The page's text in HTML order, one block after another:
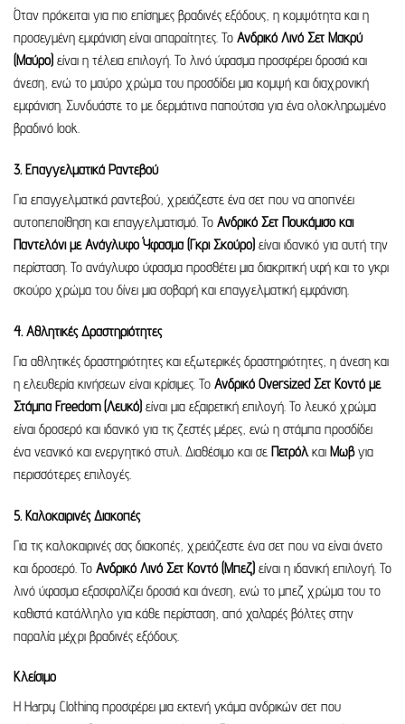
Όταν πρόκειται για πιο επίσημες βραδινές εξόδους, η κομψότητα και η
προσεγμένη εμφάνιση είναι απαραίτητες. Το Ανδρικό Λινό Σετ Μακρύ
(Μαύρο) είναι η τέλεια επιλογή. Το λινό ύφασμα προσφέρει δροσιά και
άνεση, ενώ το μαύρο χρώμα του προσδίδει μια κομψή και διαχρονική
εμφάνιση. Συνδυάστε το με δερμάτινα παπούτσια για ένα ολοκληρωμένο
βραδινό look.
3. Επαγγελματικά Ραντεβού
Για επαγγελματικά ραντεβού, χρειάζεστε ένα σετ που να αποπνέει
αυτοπεποίθηση και επαγγελματισμό. Το Ανδρικό Σετ Πουκάμισο και
Παντελόνι με Ανάγλυφο Ύφασμα (Γκρι Σκούρο) είναι ιδανικό για αυτή την
περίσταση. Το ανάγλυφο ύφασμα προσθέτει μια διακριτική υφή και το γκρι
σκούρο χρώμα του δίνει μια σοβαρή και επαγγελματική εμφάνιση.
4. Αθλητικές Δραστηριότητες
Για αθλητικές δραστηριότητες και εξωτερικές δραστηριότητες, η άνεση και
η ελευθερία κινήσεων είναι κρίσιμες. Το Ανδρικό Oversized Σετ Κοντό με
Στάμπα Freedom (Λευκό) είναι μια εξαιρετική επιλογή. Το λευκό χρώμα
είναι δροσερό και ιδανικό για τις ζεστές μέρες, ενώ η στάμπα προσδίδει
ένα νεανικό και ενεργητικό στυλ. Διαθέσιμο και σε Πετρόλκαι Μωβγια
περισσότερες επιλογές.
5. Καλοκαιρινές Διακοπές
Για τις καλοκαιρινές σας διακοπές, χρειάζεστε ένα σετ που να είναι άνετο
και δροσερό. Το Ανδρικό Λινό Σετ Κοντό (Μπεζ) είναι η ιδανική επιλογή. Το
λινό ύφασμα εξασφαλίζει δροσιά και άνεση, ενώ το μπεζ χρώμα του το
καθιστά κατάλληλο για κάθε περίσταση, από χαλαρές βόλτες στην
παραλία μέχρι βραδινές εξόδους.
Κλείσιμο
Η Harpy Clothing προσφέρει μια εκτενή γκάμα ανδρικών σετ που